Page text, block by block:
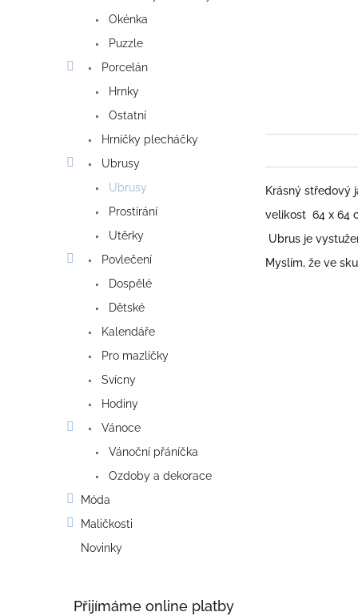
Okénka
Puzzle
Porcelán
Hrnky
Ostatní
Hrníčky plecháčky
Ubrusy
Ubrusy
Prostírání
Utěrky
Povlečení
Dospělé
Dětské
Kalendáře
Pro mazlíčky
Svícny
Hodiny
Vánoce
Vánoční přáníčka
Ozdoby a dekorace
Móda
Maličkosti
Novinky
Přijímáme online platby
Krásný středový
velikost 64 x 64
Ubrus je
Myslím, že ve